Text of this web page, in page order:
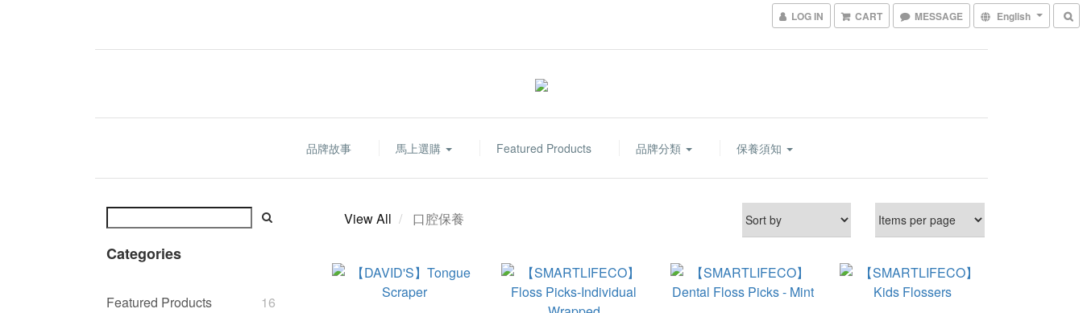
LOG IN CART MESSAGE English
品牌故事 馬上選購 Featured Products 品牌分類 保養須知
Categories
Featured Products
16
View All 口腔保養